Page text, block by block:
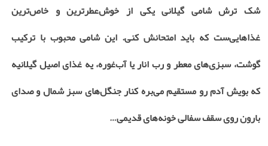
شک ترش شامی گیلانی یکی از خوش‌عطرترین و خاص‌ترین
غذاهایی‌ست که باید امتحانش کنی. این شامی محبوب با ترکیب
گوشت، سبزی‌های معطر و رب انار یا آب‌غوره، یه غذای اصیل گیلانیه
که بویش آدم رو مستقیم می‌بره کنار جنگل‌های سبز شمال و صدای
بارون روی سقف سفالی خونه‌های قدیمی…